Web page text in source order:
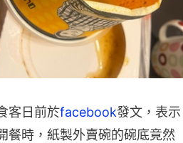
客日前於facebook發文，表示
餐時，紙製外賣碗的碗底竟然